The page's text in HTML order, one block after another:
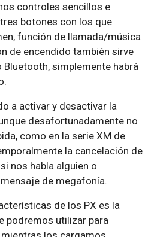
controles sencillos e
botones con los que
función de llamada/música
de encendido también sirve
simplemente habrá
a activar y desactivar la
desafortunadamente no
como en la serie XM de
la cancelación de
nos habla alguien o
de megafonía.
de los PX es la
podremos utilizar para